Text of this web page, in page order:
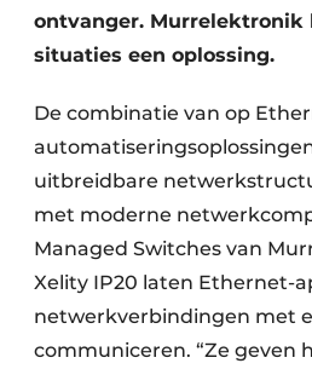
ontvanger. Murrelektronik
situaties een oplossing.
De combinatie van op
uitbreidbare
met moderne
Managed Switches van
Xelity IP20 laten Ethernet-
netwerkverbindingen met
communiceren. “Ze geven